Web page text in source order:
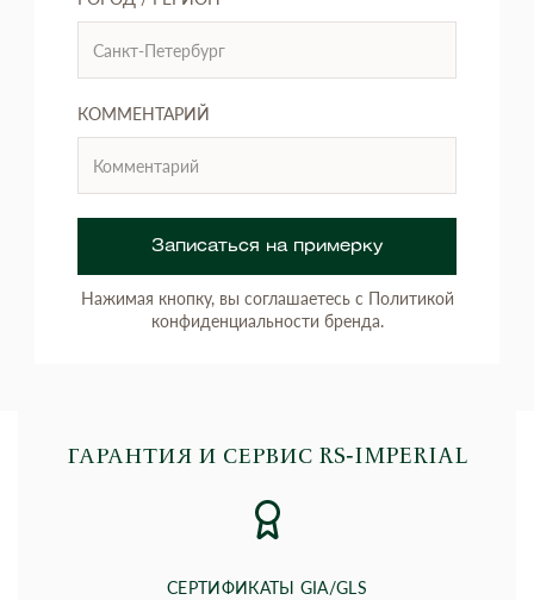
КОММЕНТАРИЙ
Записаться на примерку
Нажимая кнопку, вы соглашаетесь с Политикой
конфиденциальности бренда.
ГАРАНТИЯ И СЕРВИС RS‑IMPERIAL
СЕРТИФИКАТЫ GIA/GLS